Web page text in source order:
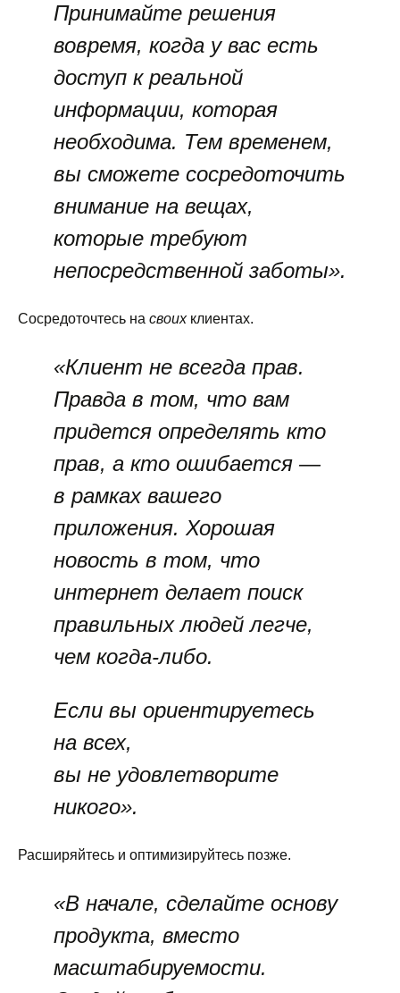
Принимайте решения
вовремя, когда у вас есть
доступ к реальной
информации, которая
необходима. Тем временем,
вы сможете сосредоточить
внимание на вещах,
которые требуют
непосредственной заботы».
Сосредоточтесь на своихклиентах.
«Клиент не всегда прав.
Правда в том, что вам
придется определять кто
прав, а кто ошибается —
в рамках вашего
приложения. Хорошая
новость в том, что
интернет делает поиск
правильных людей легче,
чем когда-либо.
Если вы ориентируетесь
на всех,
вы не удовлетворите
никого».
Расширяйтесь и оптимизируйтесь позже.
«В начале, сделайте основу
продукта, вместо
масштабируемости.